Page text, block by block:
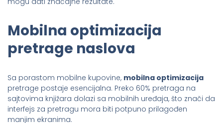
Mobilna optimizacija
pretrage naslova
Sa porastom mobilne kupovine, mobilna optimizacija
pretrage postaje esencijalna. Preko 60% pretraga na
sajtovima knjižara dolazi sa mobilnih uređaja, što znači da
interfejs za pretragu mora biti potpuno prilagođen
manjim ekranima.